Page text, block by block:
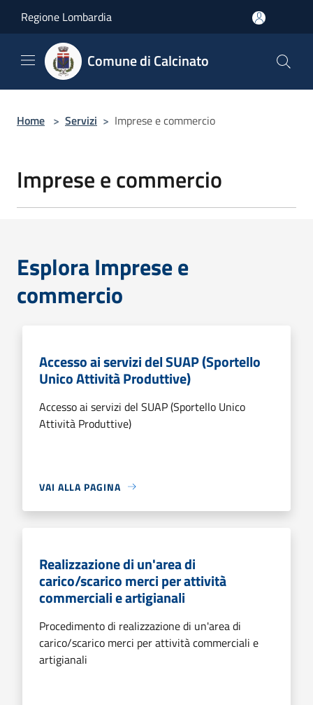
Regione Lombardia
Comune di Calcinato
Home > Servizi > Imprese e commercio
Imprese e commercio
Esplora Imprese e
commercio
Accesso ai servizi del SUAP (Sportello
Unico Attività Produttive)
Accesso ai servizi del SUAP (Sportello Unico
Attività Produttive)
VAI ALLA PAGINA
Realizzazione di un'area di
carico/scarico merci per attività
commerciali e artigianali
Procedimento di realizzazione di un'area di
carico/scarico merci per attività commerciali e
artigianali